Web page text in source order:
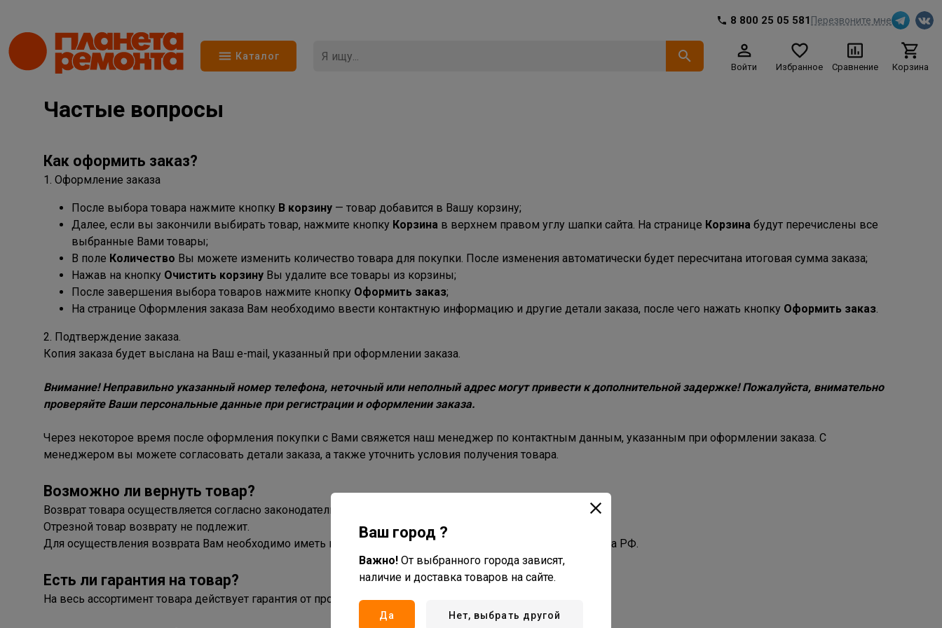
8 800 25 05 581 Перезвоните мне
Каталог
Войти Избранное Сравнение Корзина
Частые вопросы
Как оформить заказ?
1. Оформление заказа
После выбора товара нажмите кнопку В корзину — товар добавится в Вашу корзину;
Далее, если вы закончили выбирать товар, нажмите кнопку Корзина в верхнем правом углу шапки сайта. На странице Корзина будут перечислены все
выбранные Вами товары;
В поле Количество Вы можете изменить количество товара для покупки. После изменения автоматически будет пересчитана итоговая сумма заказа;
Нажав на кнопку Очистить корзину Вы удалите все товары из корзины;
После завершения выбора товаров нажмите кнопку Оформить заказ;
На странице Оформления заказа Вам необходимо ввести контактную информацию и другие детали заказа, после чего нажать кнопку Оформить заказ.
2. Подтверждение заказа.
Копия заказа будет выслана на Ваш e-mail, указанный при оформлении заказа.
Внимание! Неправильно указанный номер телефона, неточный или неполный адрес могут привести к дополнительной задержке! Пожалуйста, внимательно
проверяйте Ваши персональные данные при регистрации и оформлении заказа.
Через некоторое время после оформления покупки с Вами свяжется наш менеджер по контактным данным, указанным при оформлении заказа. С
менеджером вы можете согласовать детали заказа, а также уточнить условия получения товара.
Возможно ли вернуть товар?
Возврат товара осуществляется согласно законодательству РФ.
Отрезной товар возврату не подлежит.
Для осуществления возврата Вам необходимо иметь при себе кассовый чек на товар и паспорт гражданина РФ.
Есть ли гарантия на товар?
На весь ассортимент товара действует гарантия от производителя.
Ваш город ?
Важно! От выбранного города зависят,
наличие и доставка товаров на сайте.
Да Нет, выбрать другой